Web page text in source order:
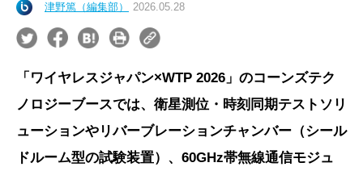
津野篤（編集部） 2026.05.28
「ワイヤレスジャパン×WTP 2026」のコーンズテク
ノロジーブースでは、衛星測位・時刻同期テストソリ
ューションやリバーブレーションチャンバー（シール
ドルーム型の試験装置）、60GHz帯無線通信モジュ